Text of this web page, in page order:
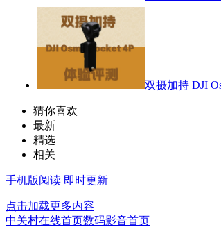
双摄加持 DJI
猜你喜欢
最新
精选
相关
手机版阅读 即时更新
点击加载更多内容
中关村在线首页数码影音首页